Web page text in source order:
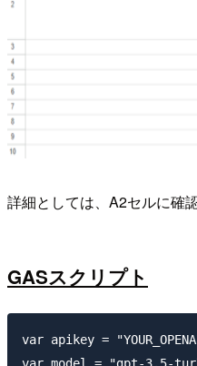
詳細としては、A2セルに確
GASスクリプト
var apikey =
var model = "gpt-3.5-